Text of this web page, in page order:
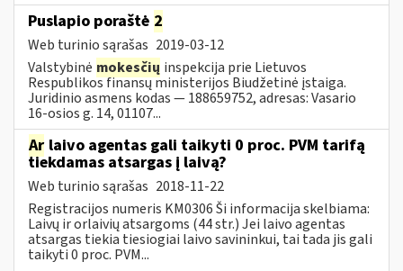
Puslapio poraštė 2
Web turinio sąrašas 2019-03-12
Valstybinė mokesčių inspekcija prie Lietuvos
Respublikos finansų ministerijos Biudžetinė įstaiga.
Juridinio asmens kodas — 188659752, adresas: Vasario
16-osios g. 14, 01107...
Ar laivo agentas gali taikyti 0 proc. PVM tarifą
tiekdamas atsargas į laivą?
Web turinio sąrašas 2018-11-22
Registracijos numeris KM0306 Ši informacija skelbiama:
Laivų ir orlaivių atsargoms (44 str.) Jei laivo agentas
atsargas tiekia tiesiogiai laivo savininkui, tai tada jis gali
taikyti 0 proc. PVM...